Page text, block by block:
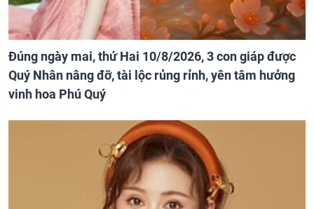
Đúng ngày mai, thứ Hai 10/8/2026, 3 con giáp được
Quý Nhân nâng đỡ, tài lộc rủng rỉnh, yên tâm hưởng
vinh hoa Phú Quý